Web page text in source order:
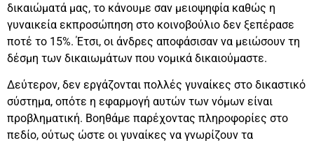
δικαιώματά μας, το κάνουμε σαν μειοψηφία καθώς η
γυναικεία εκπροσώπηση στο κοινοβούλιο δεν ξεπέρασε
ποτέ το 15%. Έτσι, οι άνδρες αποφάσισαν να μειώσουν τη
δέσμη των δικαιωμάτων που νομικά δικαιούμαστε.
Δεύτερον, δεν εργάζονται πολλές γυναίκες στο δικαστικό
σύστημα, οπότε η εφαρμογή αυτών των νόμων είναι
προβληματική. Βοηθάμε παρέχοντας πληροφορίες στο
πεδίο, ούτως ώστε οι γυναίκες να γνωρίζουν τα